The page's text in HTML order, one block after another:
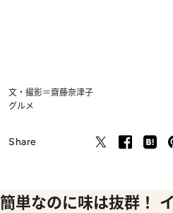
文・撮影＝齋藤奈津子
グルメ
Share
簡単なのに味は抜群！